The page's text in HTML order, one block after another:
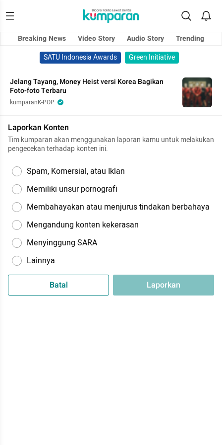
Breaking News Video Story Audio Story
Trending
SATU Indonesia Awards
Green Initiative
Jelang Tayang, Money Heist versi Korea Bagikan
Foto-foto Terbaru
kumparanK-POP
Laporkan Konten
Tim kumparan akan menggunakan laporan kamu untuk melakukan
pengecekan terhadap konten ini.
Spam, Komersial, atau Iklan
Memiliki unsur pornografi
Membahayakan atau menjurus tindakan berbahaya
Mengandung konten kekerasan
Menyinggung SARA
Lainnya
Batal Laporkan